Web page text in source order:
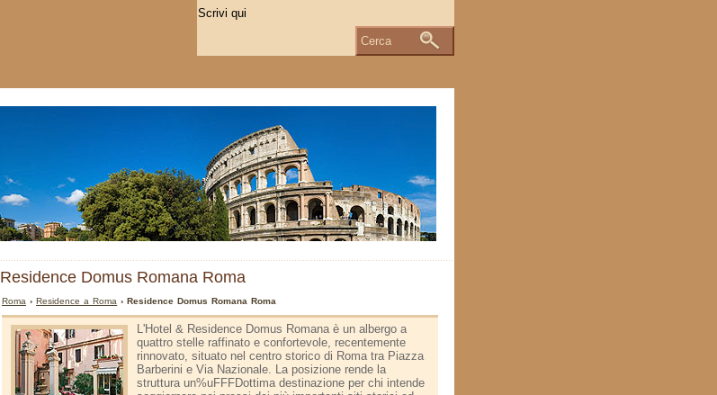
Residence Domus Romana Roma
Roma ›Residence a Roma › Residence Domus Romana Roma
L'Hotel & Residence Domus Romana è un albergo a
quattro stelle raffinato e confortevole, recentemente
rinnovato, situato nel centro storico di Roma tra Piazza
Barberini e Via Nazionale. La posizione rende la
struttura un%uFFFDottima destinazione per chi intende
Cerca